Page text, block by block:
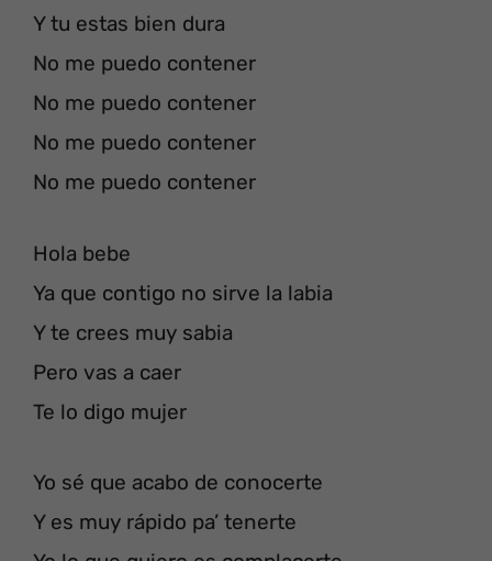
Y tu estas bien dura
No me puedo contener
No me puedo contener
No me puedo contener
No me puedo contener
Hola bebe
Ya que contigo no sirve la labia
Y te crees muy sabia
Pero vas a caer
Te lo digo mujer
Yo sé que acabo de conocerte
Y es muy rápido pa’ tenerte